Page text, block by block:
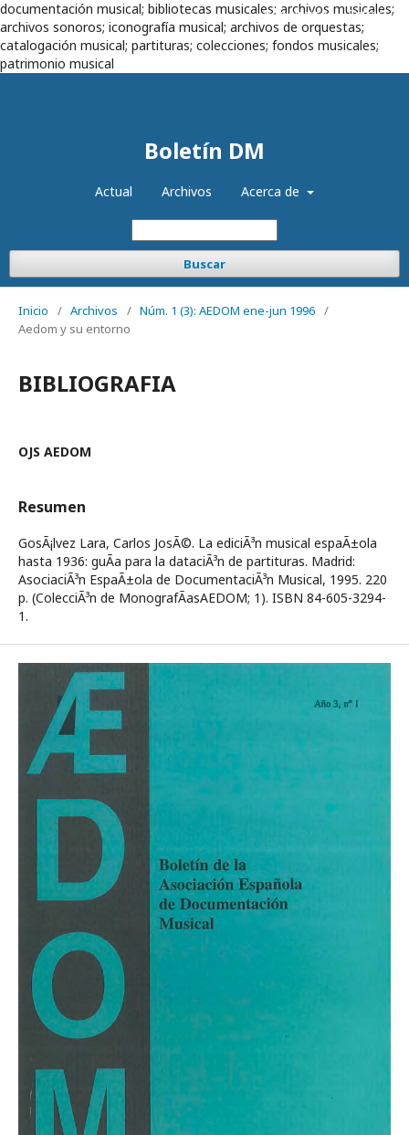
documentación musical; bibliotecas musicales; archivos musicales;
archivos sonoros; iconografía musical; archivos de orquestas;
catalogación musical; partituras; colecciones; fondos musicales;
patrimonio musical
Boletín DM
Actual Archivos Acerca de
Buscar
Registrarse Entrar
Inicio / Archivos / Núm. 1 (3): AEDOM ene-jun 1996 /
Aedom y su entorno
BIBLIOGRAFIA
OJS AEDOM
Resumen
GosÃ¡lvez Lara, Carlos JosÃ©. La ediciÃ³n musical espaÃ±ola
hasta 1936: guÃ­a para la dataciÃ³n de partituras. Madrid:
AsociaciÃ³n EspaÃ±ola de DocumentaciÃ³n Musical, 1995. 220
p. (ColecciÃ³n de MonografÃ­asAEDOM; 1). ISBN 84-605-3294-
1.